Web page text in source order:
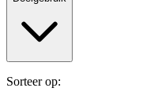
Sorteer op: